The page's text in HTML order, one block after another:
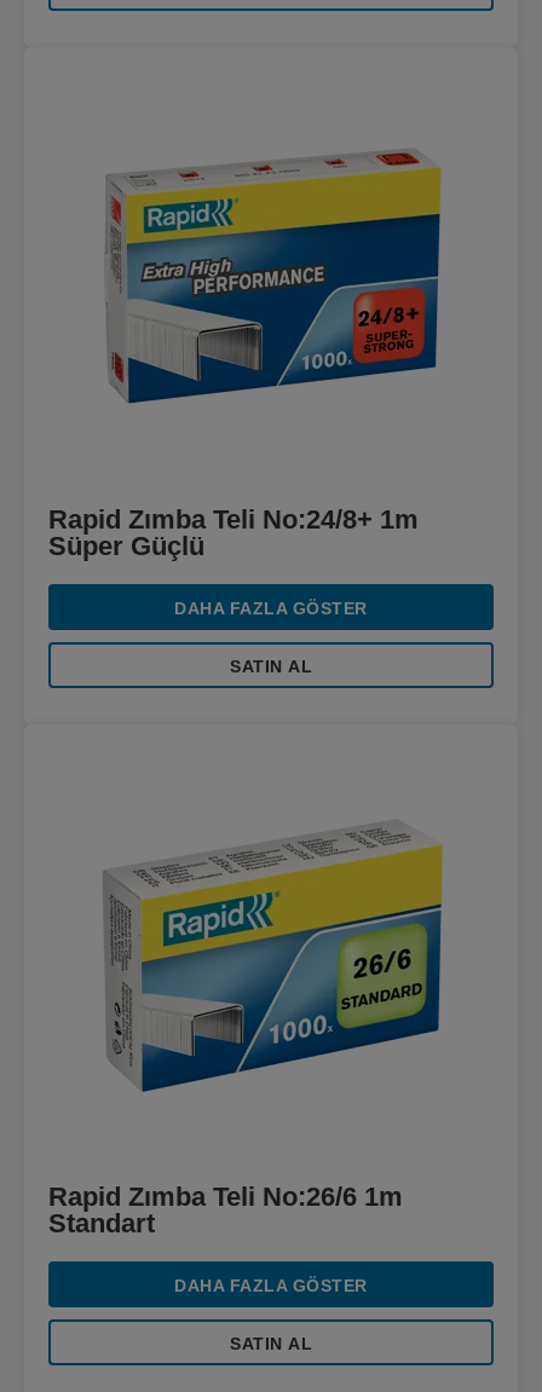
Rapid Zımba Teli No:24/8+ 1m
Süper Güçlü
DAHA FAZLA GÖSTER
SATIN AL
Rapid Zımba Teli No:26/6 1m
Standart
DAHA FAZLA GÖSTER
SATIN AL